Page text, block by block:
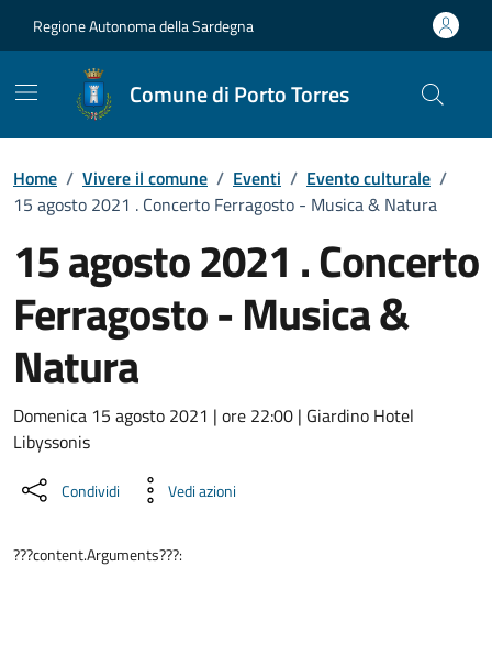
Regione Autonoma della Sardegna
Comune di Porto Torres
Home / Vivere il comune / Eventi / Evento culturale /
15 agosto 2021 . Concerto Ferragosto - Musica & Natura
15 agosto 2021 . Concerto
Ferragosto - Musica &
Natura
Dettaglio dell'evento
Domenica 15 agosto 2021 | ore 22:00 | Giardino Hotel
Libyssonis
Condividi Vedi azioni
???content.Arguments???: